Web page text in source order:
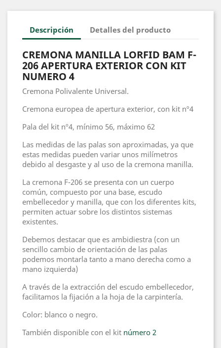
Descripción Detalles del producto
CREMONA MANILLA LORFID BAM F-
206 APERTURA EXTERIOR CON KIT
NUMERO 4
Cremona Polivalente Universal.
Cremona europea de apertura exterior, con kit nº4
Pala del kit nº4, mínimo 56, máximo 62
Las medidas de las palas son aproximadas, ya que
estas medidas pueden variar unos milímetros
debido al desgaste y al uso de la cremona manilla.
La cremona F-206 se presenta con un cuerpo
común, compuesto por una base, escudo
embellecedor y manilla, que con los diferentes kits,
permiten actuar sobre los distintos sistemas
existentes.
Debemos destacar que es ambidiestra (con un
sencillo cambio de orientación de las palas
podemos montarla tanto a mano derecha como a
mano izquierda)
A través de la extracción del escudo embellecedor,
facilitamos la fijación a la hoja de la carpintería.
Color: blanco o negro.
También disponible con el kit número 2